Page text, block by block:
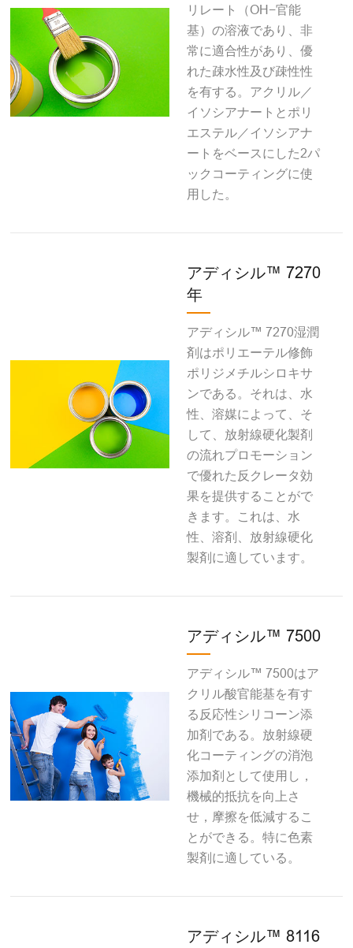
リレート（OH−官能
基）の溶液であり、非
常に適合性があり、優
れた疎水性及び疎性性
を有する。アクリル／
イソシアナートとポリ
エステル／イソシアナ
ートをベースにした2パ
ックコーティングに使
用した。
アディシル™ 7270
年
アディシル™ 7270湿潤
剤はポリエーテル修飾
ポリジメチルシロキサ
ンである。それは、水
性、溶媒によって、そ
して、放射線硬化製剤
の流れプロモーション
で優れた反クレータ効
果を提供することがで
きます。これは、水
性、溶剤、放射線硬化
製剤に適しています。
アディシル™ 7500
アディシル™ 7500はア
クリル酸官能基を有す
る反応性シリコーン添
加剤である。放射線硬
化コーティングの消泡
添加剤として使用し，
機械的抵抗を向上さ
せ，摩擦を低減するこ
とができる。特に色素
製剤に適している。
アディシル™ 8116